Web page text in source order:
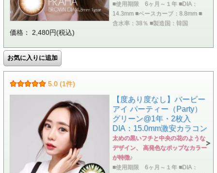
■使用期限 6ヶ月～１年 ■DIA：
14.3mm ■ベースカーブ：8.8mm ■
含水率：38％ ■製造国：韓国
価格： 2,480円(税込)
5.0 (1件)
【度あり度なし】バービー
アイ パーティー（Party）
グリーン@1年・2枚入
DIA：15.0mm激安カラコン
太めの黒いフチと中央の花のような
デザイン、 高発色なポップなカラー
が特徴♪
■使用期限 6ヶ月～１年 ■DIA：